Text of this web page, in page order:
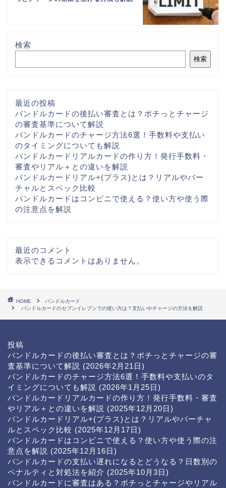
検索
検索
最近の投稿
バンドルカードの後払い審査とは？ポチっとチャージ
の審査基準について解説
バンドルカードのチャージ方法6選！手数料や支払い
のタイミングについても解説
バンドルカードリアルカードの作り方！発行手数料・
審査やリアル＋との違いを解説
バンドルカードリアル+(プラス)とは？リアルやバー
チャルとスペック比較
バンドルカードはコンビニで使える？使い方や使う際
の注意点を解説
最近のコメント
表示できるコメントはありません。
HOME
バンドルカード
バンドルカードのセブンイレブンでの使い方は？支払いやチャージの方法を解説
投稿
バンドルカードの後払い審査とは？ポチっとチャージの審
査基準について解説 (2026年2月21日)
バンドルカードのチャージ方法6選！手数料や支払いのタ
イミングについても解説 (2026年1月25日)
バンドルカードリアルカードの作り方！発行手数料・審査
やリアル＋との違いを解説 (2025年12月20日)
バンドルカードリアル+(プラス)とは？リアルやバーチャ
ルとスペック比較 (2025年12月17日)
バンドルカードはコンビニで使える？使い方や使う際の注
意点を解説 (2025年12月16日)
バンドルカードの支払い遅れになるとどうなる？日数別の
ペナルティと対処法を紹介 (2025年10月3日)
バンドルカードに審査はある？ポチっとチャージやリアル